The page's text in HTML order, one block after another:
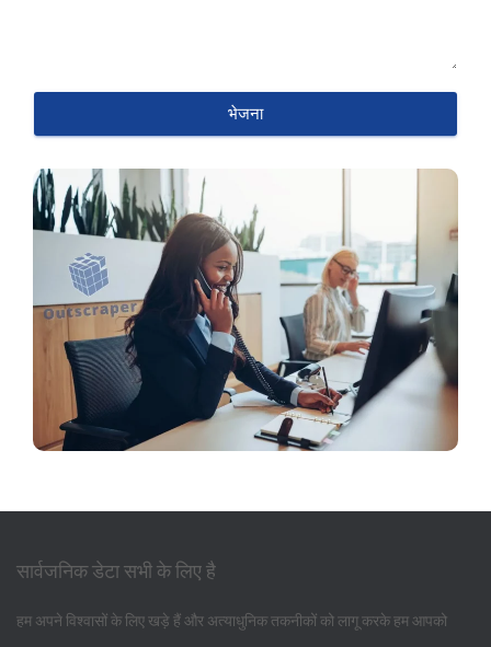
भेजना
सार्वजनिक डेटा सभी के लिए है
हम अपने विश्वासों के लिए खड़े हैं और अत्याधुनिक तकनीकों को लागू करके हम आपको